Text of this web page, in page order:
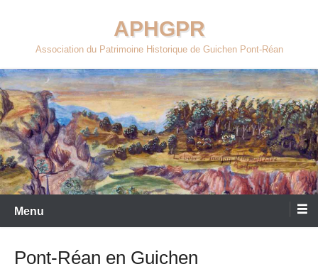
contenu
APHGPR
Association du Patrimoine Historique de Guichen Pont-Réan
Menu
Pont-Réan en Guichen